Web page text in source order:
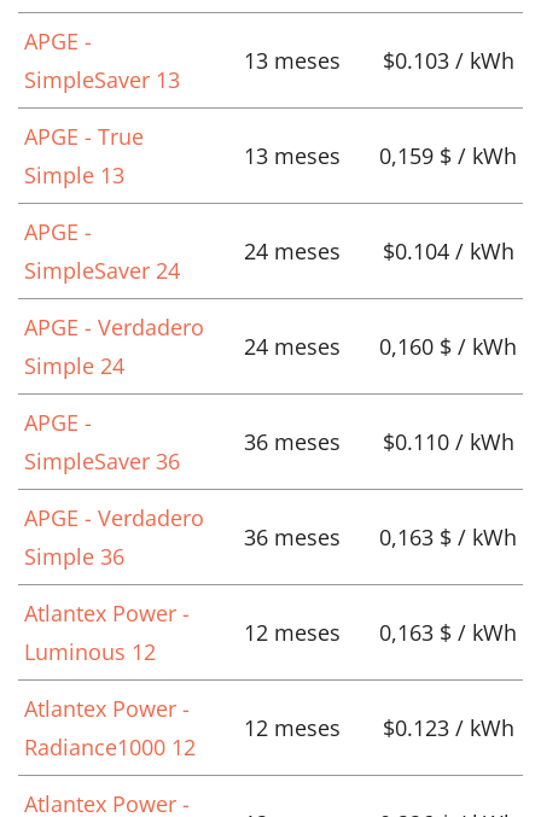
APGE -
SimpleSaver 13
13 meses $0.103 / kWh
APGE - True
Simple 13
13 meses 0,159 $ / kWh
APGE -
SimpleSaver 24
24 meses $0.104 / kWh
APGE - Verdadero
Simple 24
24 meses 0,160 $ / kWh
APGE -
SimpleSaver 36
36 meses $0.110 / kWh
APGE - Verdadero
Simple 36
36 meses 0,163 $ / kWh
Atlantex Power -
Luminous 12
12 meses 0,163 $ / kWh
Atlantex Power -
Radiance1000 12
12 meses $0.123 / kWh
Atlantex Power -